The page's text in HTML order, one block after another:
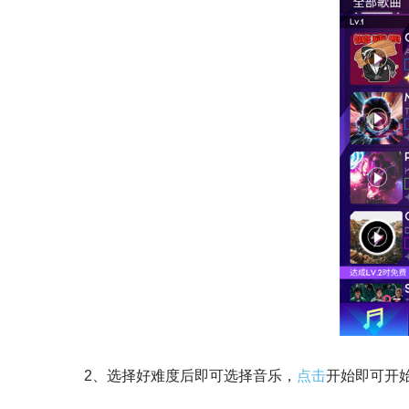
2、选择好难度后即可选择音乐， 点击开始即可开